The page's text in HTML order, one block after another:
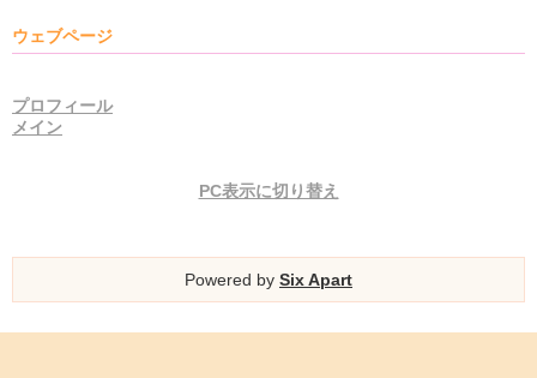
ウェブページ
プロフィール
メイン
PC表示に切り替え
Powered by Six Apart